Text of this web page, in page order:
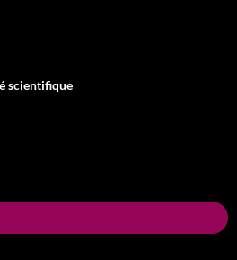
scientifique